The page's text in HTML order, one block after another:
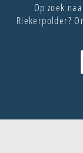
Op zoek
Riekerpolder?